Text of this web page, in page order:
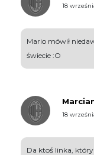
18
Mario mówił
świecie :O
18
Da ktoś linka,